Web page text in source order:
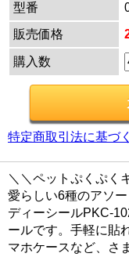
型番
販売価格
購入数
特定商取引法に基づ
＼＼ペットぷくぷく
愛らしい6種のアソ
ディーシールPKC-
ールです。手軽に貼
マホケースなど、さ